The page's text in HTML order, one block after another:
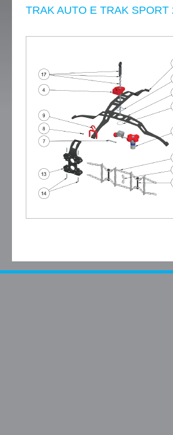
TRAK AUTO E TRAK SPORT